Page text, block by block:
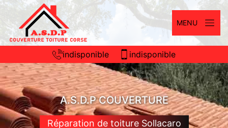
MENU
indisponible indisponible
A.S.D.P COUVERTURE
Réparation de toiture Sollacaro